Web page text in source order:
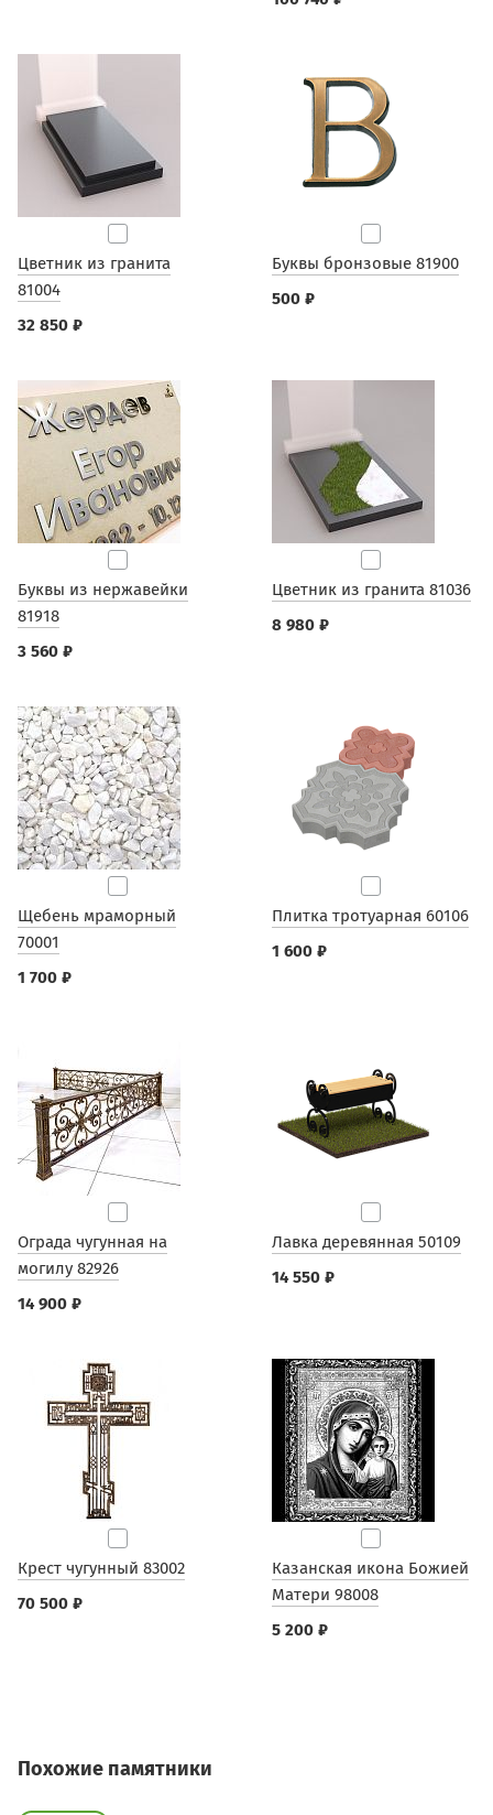
Цветник из гранита
81004
32 850 ₽
Буквы бронзовые 81900
500 ₽
Буквы из нержавейки
81918
3 560 ₽
Цветник из гранита 81036
8 980 ₽
Щебень мраморный
70001
1 700 ₽
Плитка тротуарная 60106
1 600 ₽
Ограда чугунная на
могилу 82926
14 900 ₽
Лавка деревянная 50109
14 550 ₽
Крест чугунный 83002
70 500 ₽
Казанская икона Божией
Матери 98008
5 200 ₽
Похожие памятники